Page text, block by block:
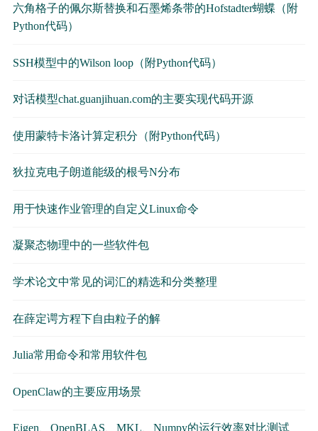
六角格子的佩尔斯替换和石墨烯条带的Hofstadter蝴蝶（附
Python代码）
SSH模型中的Wilson loop（附Python代码）
对话模型chat.guanjihuan.com的主要实现代码开源
使用蒙特卡洛计算定积分（附Python代码）
狄拉克电子朗道能级的根号N分布
用于快速作业管理的自定义Linux命令
凝聚态物理中的一些软件包
学术论文中常见的词汇的精选和分类整理
在薛定谔方程下自由粒子的解
Julia常用命令和常用软件包
OpenClaw的主要应用场景
Eigen、OpenBLAS、MKL、Numpy的运行效率对比测试